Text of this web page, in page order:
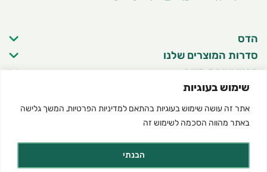
שימוש בעוגיות
אתר זה עושה שימוש בעוגיות בהתאם למדיניות הפרטיות, המשך גלישה
באתר מהווה הסכמה לשימוש זה
הבנתי
הדס
סדרות המוצרים שלנו
פרטי יצירת קשר
תנאי שימוש באתר
מדיניות פרטיות
הצהרת נגישות
Created by dooble